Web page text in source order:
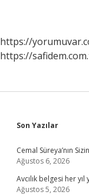
https://
https://
Sidebar
Son Yazılar
Cemal Süreya’nın
Ağustos 6, 2026
Avcılık belgesi her
Ağustos 5, 2026